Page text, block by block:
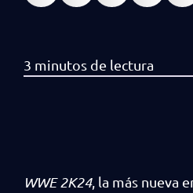
WWE 2K24, la más nueva